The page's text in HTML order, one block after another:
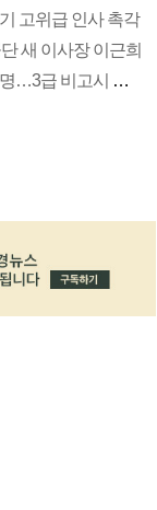
고위급 인사 촉각
새 이사장 이근희
부산시 상반기 고위직 승진인사 단행, 2급 2명…3급 비고시 출신 여성 약진